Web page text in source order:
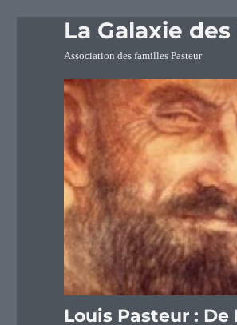
La Galaxie
Association des familles Pasteur
Louis Pasteur : De